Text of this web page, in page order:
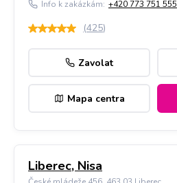
Info k zakázkám: +420 773 751 555
(425)
Zavolat
Mapa centra
Liberec, Nisa